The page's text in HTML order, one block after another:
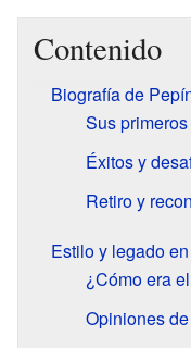
Contenido
Biografía de
Sus
Éxitos y
Retiro y
Estilo y legado
¿Cómo era
Opiniones